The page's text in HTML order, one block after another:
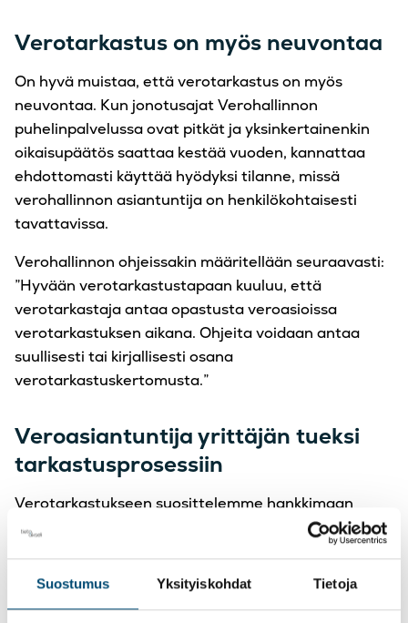
Suostumus Yksityiskohdat Tietoja
Verotarkastus on myös neuvontaa
On hyvä muistaa, että verotarkastus on myös
neuvontaa. Kun jonotusajat Verohallinnon
puhelinpalvelussa ovat pitkät ja yksinkertainenkin
oikaisupäätös saattaa kestää vuoden, kannattaa
ehdottomasti käyttää hyödyksi tilanne, missä
verohallinnon asiantuntija on henkilökohtaisesti
tavattavissa.
Verohallinnon ohjeissakin määritellään seuraavasti:
”Hyvään verotarkastustapaan kuuluu, että
verotarkastaja antaa opastusta veroasioissa
verotarkastuksen aikana. Ohjeita voidaan antaa
suullisesti tai kirjallisesti osana
verotarkastuskertomusta.”
Veroasiantuntija yrittäjän tueksi
tarkastusprosessiin
Verotarkastukseen suosittelemme hankkimaan
myös ulkopuolista asiantuntijatukea.
Verosiantuntijamme auttavat mielellään käymään
läpi etukäteen verotarkastuksen tapahtumia ja
arvioivat myös mikä tulee olemaan tarkastuksen